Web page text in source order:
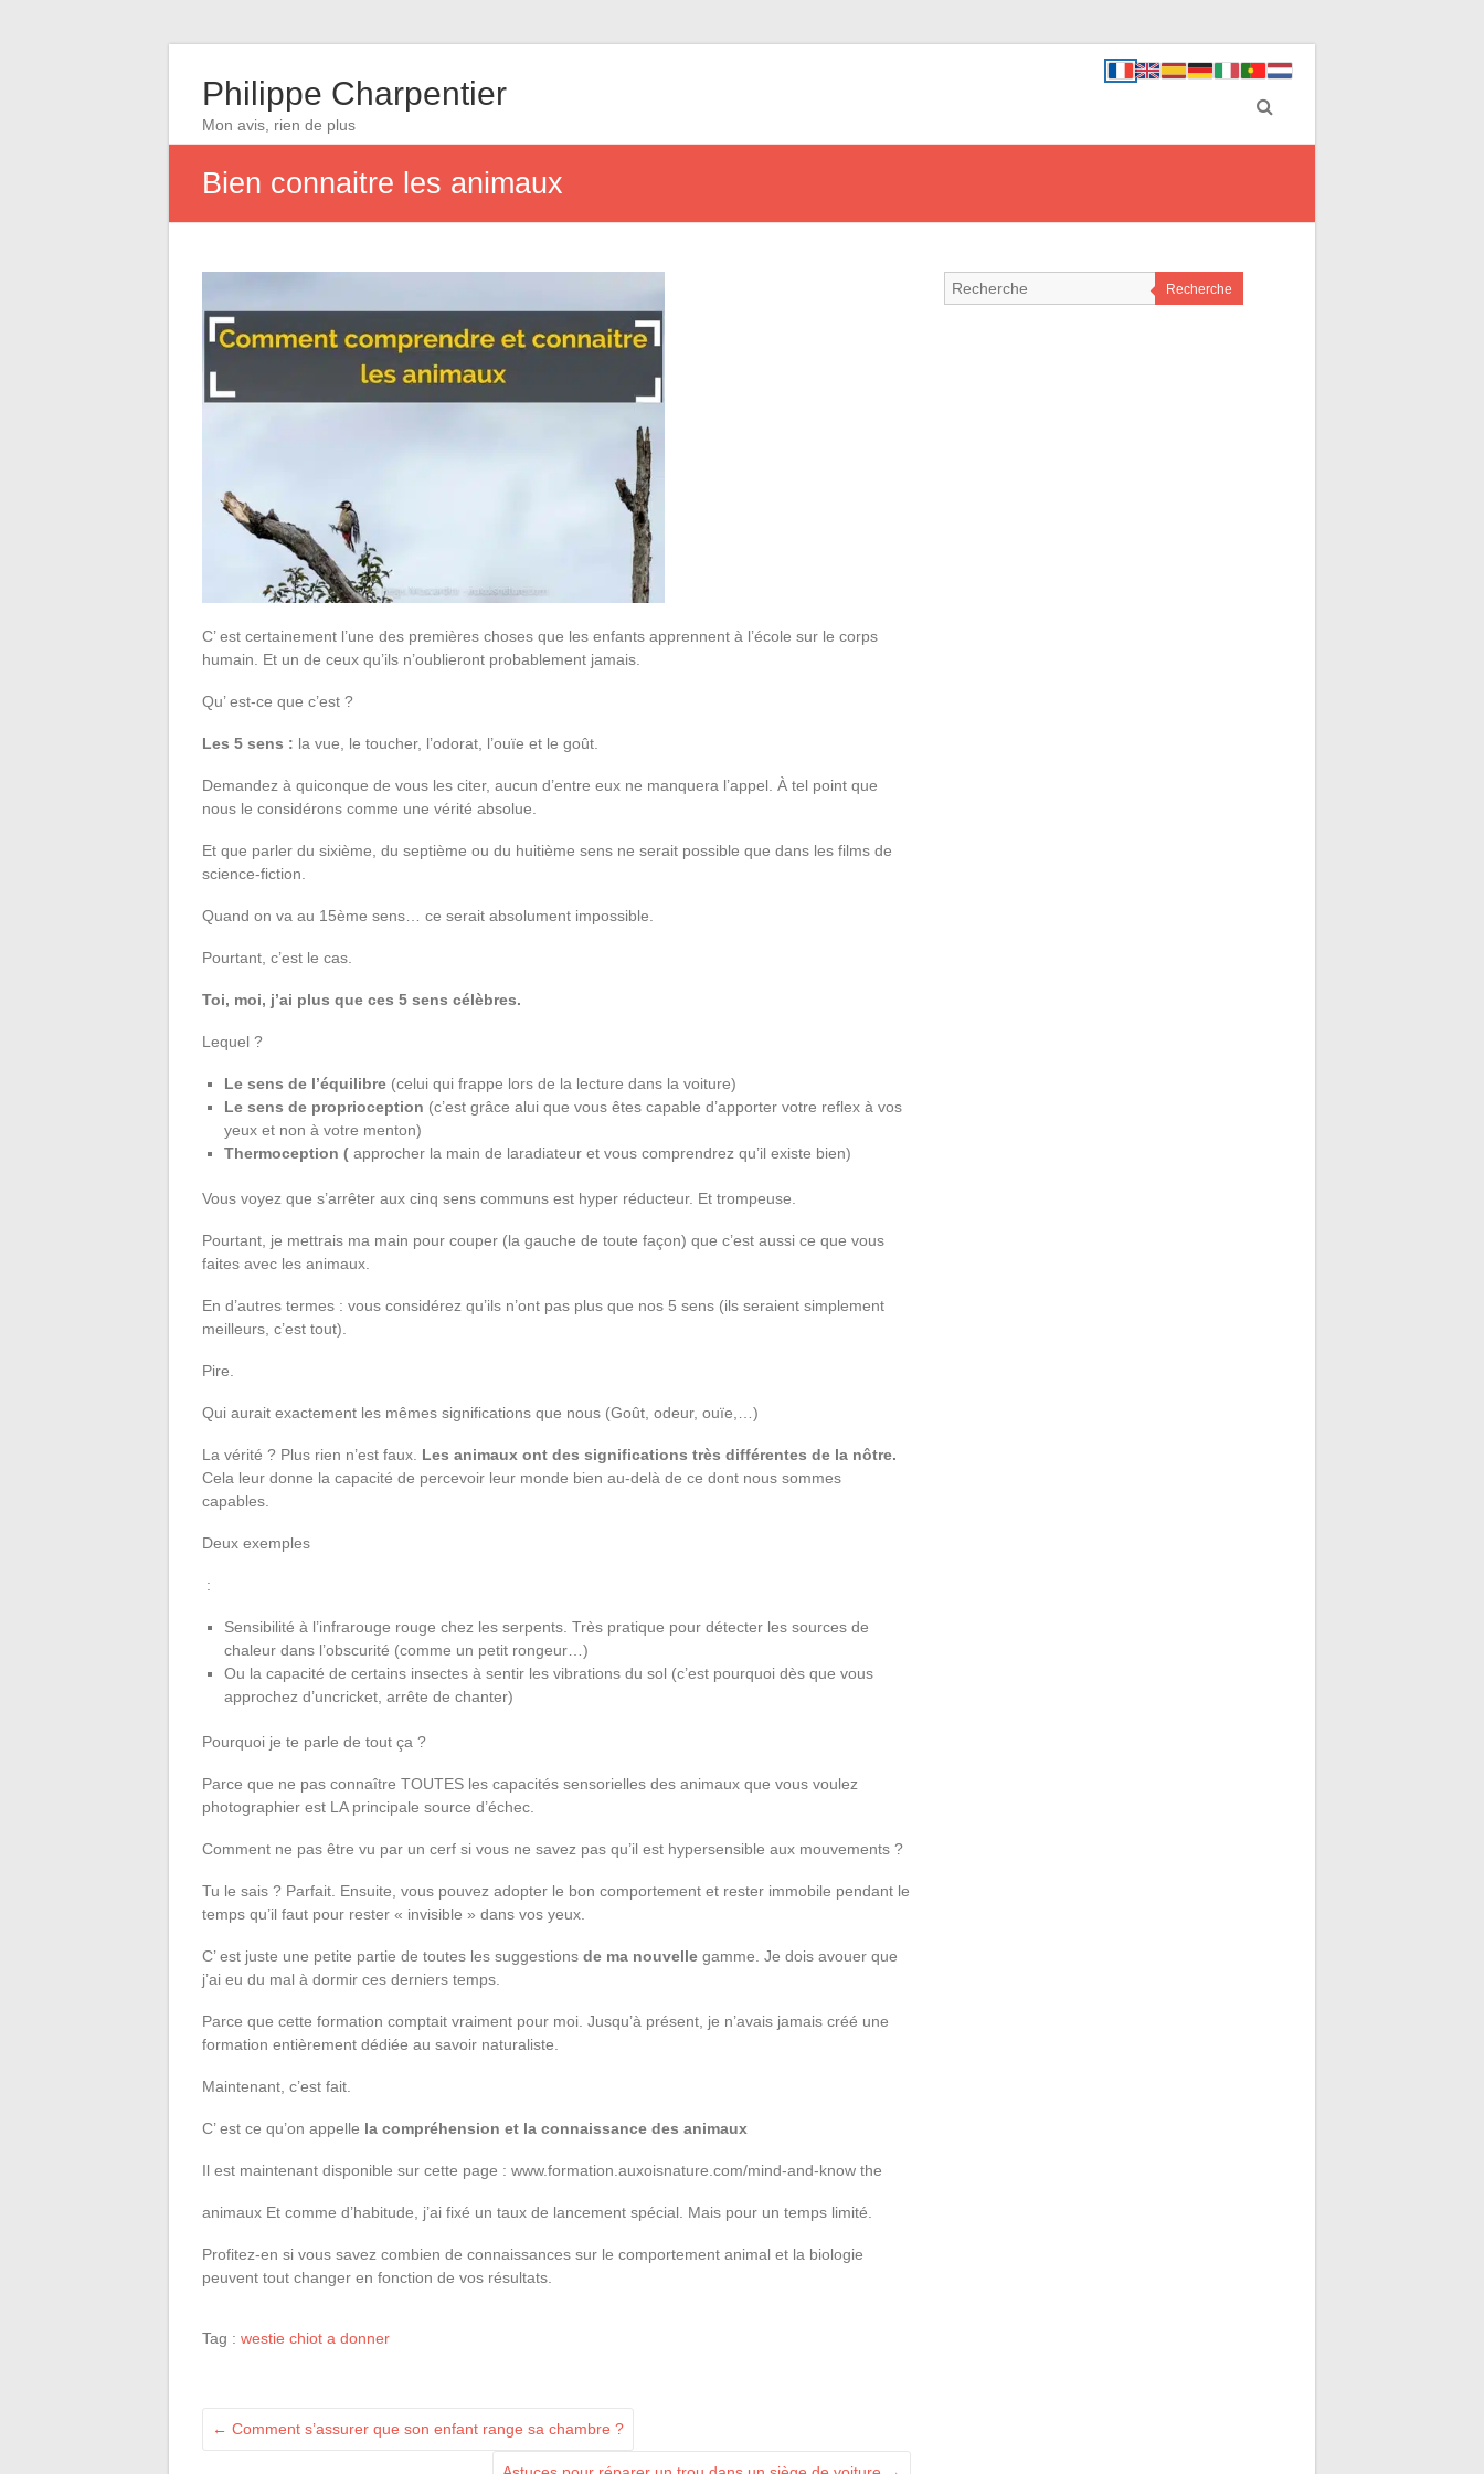
Philippe Charpentier
Mon avis, rien de plus
Bien connaitre les animaux
C’ est certainement l’une des premières choses que les enfants apprennent à l’école sur le corps
humain. Et un de ceux qu’ils n’oublieront probablement jamais.
Qu’ est-ce que c’est ?
Les 5 sens : la vue, le toucher, l’odorat, l’ouïe et le goût.
Demandez à quiconque de vous les citer, aucun d’entre eux ne manquera l’appel. À tel point que
nous le considérons comme une vérité absolue.
Et que parler du sixième, du septième ou du huitième sens ne serait possible que dans les films de
science-fiction.
Quand on va au 15ème sens… ce serait absolument impossible.
Pourtant, c’est le cas.
Toi, moi, j’ai plus que ces 5 sens célèbres.
Lequel ?
Le sens de l’équilibre (celui qui frappe lors de la lecture dans la voiture)
Le sens de proprioception (c’est grâce alui que vous êtes capable d’apporter votre reflex à vos
yeux et non à votre menton)
Thermoception ( approcher la main de laradiateur et vous comprendrez qu’il existe bien)
Vous voyez que s’arrêter aux cinq sens communs est hyper réducteur. Et trompeuse.
Pourtant, je mettrais ma main pour couper (la gauche de toute façon) que c’est aussi ce que vous
faites avec les animaux.
En d’autres termes : vous considérez qu’ils n’ont pas plus que nos 5 sens (ils seraient simplement
meilleurs, c’est tout).
Pire.
Qui aurait exactement les mêmes significations que nous (Goût, odeur, ouïe,…)
La vérité ? Plus rien n’est faux. Les animaux ont des significations très différentes de la nôtre.
Cela leur donne la capacité de percevoir leur monde bien au-delà de ce dont nous sommes
capables.
Deux exemples
:
Sensibilité à l’infrarouge rouge chez les serpents. Très pratique pour détecter les sources de
chaleur dans l’obscurité (comme un petit rongeur…)
Ou la capacité de certains insectes à sentir les vibrations du sol (c’est pourquoi dès que vous
approchez d’uncricket, arrête de chanter)
Pourquoi je te parle de tout ça ?
Parce que ne pas connaître TOUTES les capacités sensorielles des animaux que vous voulez
photographier est LA principale source d’échec.
Comment ne pas être vu par un cerf si vous ne savez pas qu’il est hypersensible aux mouvements ?
Tu le sais ? Parfait. Ensuite, vous pouvez adopter le bon comportement et rester immobile pendant le
temps qu’il faut pour rester « invisible » dans vos yeux.
C’ est juste une petite partie de toutes les suggestions de ma nouvelle gamme. Je dois avouer que
j’ai eu du mal à dormir ces derniers temps.
Parce que cette formation comptait vraiment pour moi. Jusqu’à présent, je n’avais jamais créé une
formation entièrement dédiée au savoir naturaliste.
Maintenant, c’est fait.
C’ est ce qu’on appelle la compréhension et la connaissance des animaux
Il est maintenant disponible sur cette page : www.formation.auxoisnature.com/mind-and-know the
animaux Et comme d’habitude, j’ai fixé un taux de lancement spécial. Mais pour un temps limité.
Profitez-en si vous savez combien de connaissances sur le comportement animal et la biologie
peuvent tout changer en fonction de vos résultats.
Tag : westie chiot a donner
← Comment s’assurer que son enfant range sa chambre ?
Recherche